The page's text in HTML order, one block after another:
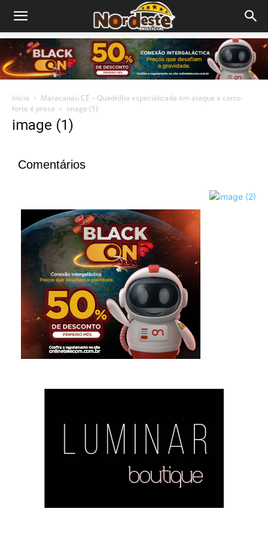
Início
Maracanaú CE – Quadrilha especializada em ataque a carro-
forte é presa
image (1)
image (1)
Comentários